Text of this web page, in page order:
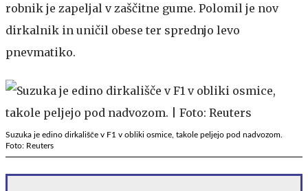
robnik je zapeljal v zaščitne gume. Polomil je nov
dirkalnik in uničil obese ter sprednjo levo
pnevmatiko.
Suzuka je edino dirkališče v F1 v obliki osmice, takole peljejo pod nadvozom.
Foto: Reuters